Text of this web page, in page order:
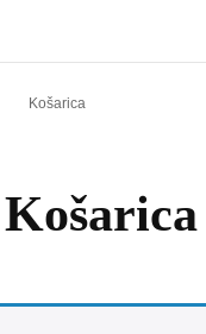
Košarica
Košarica